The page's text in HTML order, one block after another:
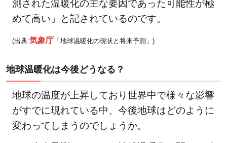
測された温暖化の主な要因であった可能性が極
めて高い」と記されているのです。
(出典:気象庁 「地球温暖化の現状と将来予測」)
地球温暖化は今後どうなる？
地球の温度が上昇しており世界中で様々な影響
がすでに現れている中、今後地球はどのように
変わってしまうのでしょうか。